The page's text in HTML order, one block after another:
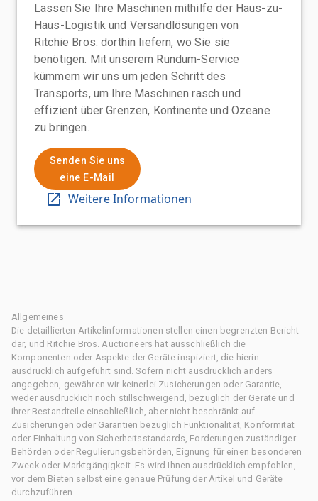
Lassen Sie Ihre Maschinen mithilfe der Haus-zu-
Haus-Logistik und Versandlösungen von
Ritchie Bros. dorthin liefern, wo Sie sie
benötigen. Mit unserem Rundum-Service
kümmern wir uns um jeden Schritt des
Transports, um Ihre Maschinen rasch und
effizient über Grenzen, Kontinente und Ozeane
zu bringen.
Senden Sie uns
eine E-Mail
Weitere Informationen
Allgemeines
Die detaillierten Artikelinformationen stellen einen begrenzten Bericht
dar, und Ritchie Bros. Auctioneers hat ausschließlich die
Komponenten oder Aspekte der Geräte inspiziert, die hierin
ausdrücklich aufgeführt sind. Sofern nicht ausdrücklich anders
angegeben, gewähren wir keinerlei Zusicherungen oder Garantie,
weder ausdrücklich noch stillschweigend, bezüglich der Geräte und
ihrer Bestandteile einschließlich, aber nicht beschränkt auf
Zusicherungen oder Garantien bezüglich Funktionalität, Konformität
oder Einhaltung von Sicherheitsstandards, Forderungen zuständiger
Behörden oder Regulierungsbehörden, Eignung für einen besonderen
Zweck oder Marktgängigkeit. Es wird Ihnen ausdrücklich empfohlen,
vor dem Bieten selbst eine genaue Prüfung der Artikel und Geräte
durchzuführen.